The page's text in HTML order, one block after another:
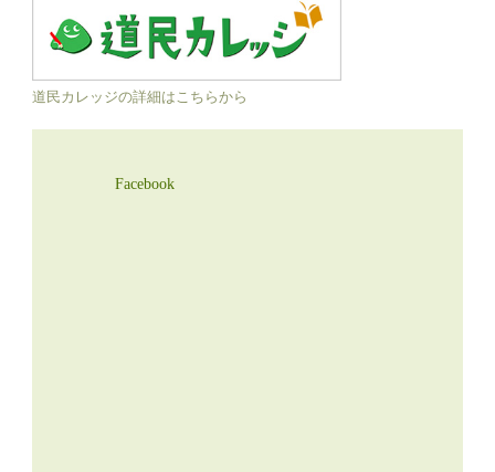
道民カレッジの詳細はこちらから
Facebook